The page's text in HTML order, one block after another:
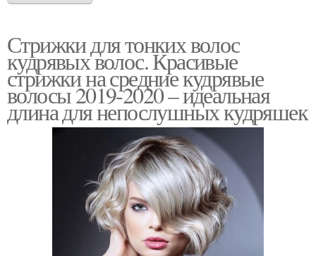
Стрижки для тонких волос
кудрявых волос. Красивые
стрижки на средние кудрявые
волосы 2019-2020 – идеальная
длина для непослушных кудряшек